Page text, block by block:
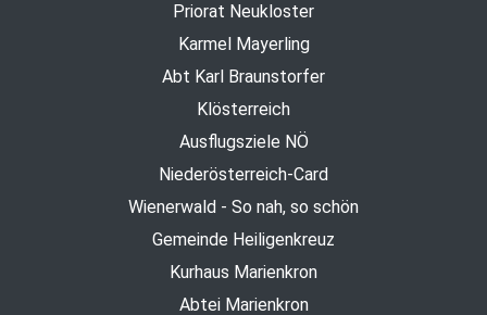
Priorat Neukloster
Karmel Mayerling
Abt Karl Braunstorfer
Klösterreich
Ausflugsziele NÖ
Niederösterreich-Card
Wienerwald - So nah, so schön
Gemeinde Heiligenkreuz
Kurhaus Marienkron
Abtei Marienkron